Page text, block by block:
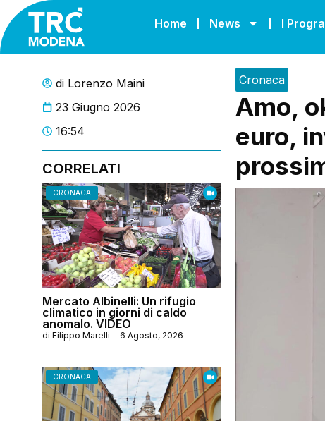
Home News I
di Lorenzo Maini
23 Giugno 2026
16:54
CORRELATI
CRONACA
Mercato Albinelli: Un rifugio
climatico in giorni di caldo
anomalo. VIDEO
di Filippo Marelli - 6 Agosto, 2026
CRONACA
Cronaca
Amo,
euro,